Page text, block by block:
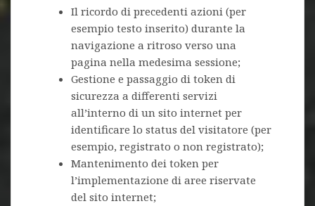
Il ricordo di precedenti azioni (per
esempio testo inserito) durante la
navigazione a ritroso verso una
pagina nella medesima sessione;
Gestione e passaggio di token di
sicurezza a differenti servizi
all’interno di un sito internet per
identificare lo status del visitatore (per
esempio, registrato o non registrato);
Mantenimento dei token per
l’implementazione di aree riservate
del sito internet;